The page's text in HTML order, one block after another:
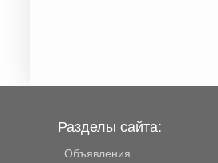
Разделы сайта:
Объявления